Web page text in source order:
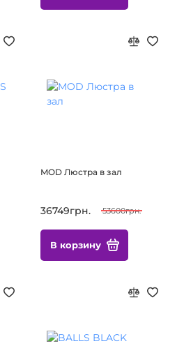
MOD Люстра в зал
36749грн. 53600грн.
В корзину